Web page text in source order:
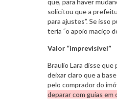
solicitou que a
para ajustes”. Se isso
teria “o apoio maciço
Valor “imprevisível”
Braulio Lara disse
deixar claro que a
pelo comprador do
deparar com guias